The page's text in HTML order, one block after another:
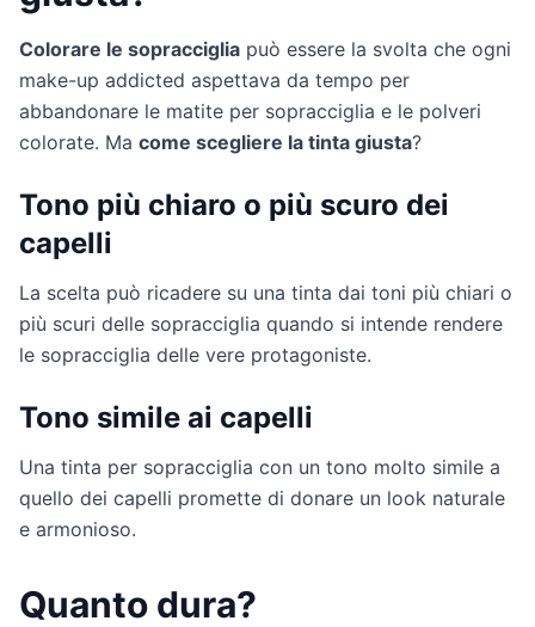
Colorare le sopracciglia può essere la svolta che ogni
make-up addicted aspettava da tempo per
abbandonare le matite per sopracciglia e le polveri
colorate. Ma come scegliere la tinta giusta?
Tono più chiaro o più scuro dei
capelli
La scelta può ricadere su una tinta dai toni più chiari o
più scuri delle sopracciglia quando si intende rendere
le sopracciglia delle vere protagoniste.
Tono simile ai capelli
Una tinta per sopracciglia con un tono molto simile a
quello dei capelli promette di donare un look naturale
e armonioso.
Quanto dura?